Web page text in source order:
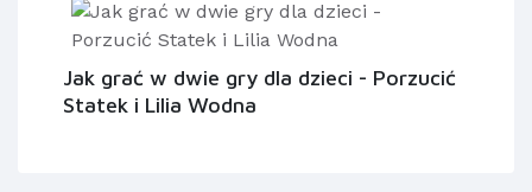
Jak grać w dwie gry dla dzieci - Porzucić
Statek i Lilia Wodna